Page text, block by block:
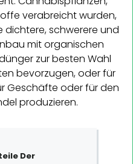
verabreicht wurden,
dichtere, schwerere und
mit organischen
zur besten Wahl
bevorzugen, oder für
Geschäfte oder für den
produzieren.
Der